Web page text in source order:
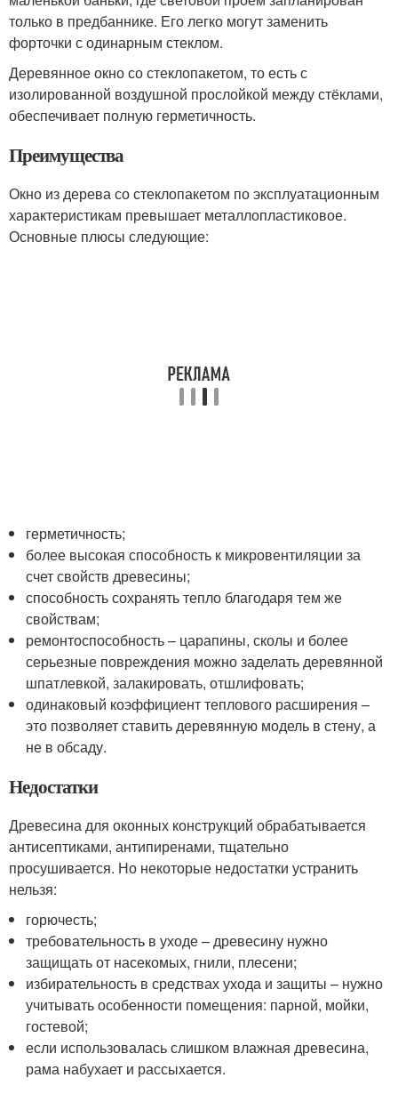
только в предбаннике. Его легко могут заменить
форточки с одинарным стеклом.
Деревянное окно со стеклопакетом, то есть с
изолированной воздушной прослойкой между стёклами,
обеспечивает полную герметичность.
Преимущества
Окно из дерева со стеклопакетом по эксплуатационным
характеристикам превышает металлопластиковое.
Основные плюсы следующие:
герметичность;
более высокая способность к микровентиляции за
счет свойств древесины;
способность сохранять тепло благодаря тем же
свойствам;
ремонтоспособность – царапины, сколы и более
серьезные повреждения можно заделать деревянной
шпатлевкой, залакировать, отшлифовать;
одинаковый коэффициент теплового расширения –
это позволяет ставить деревянную модель в стену, а
не в обсаду.
Недостатки
Древесина для оконных конструкций обрабатывается
антисептиками, антипиренами, тщательно
просушивается. Но некоторые недостатки устранить
нельзя:
горючесть;
требовательность в уходе – древесину нужно
защищать от насекомых, гнили, плесени;
избирательность в средствах ухода и защиты – нужно
учитывать особенности помещения: парной, мойки,
гостевой;
если использовалась слишком влажная древесина,
рама набухает и рассыхается.